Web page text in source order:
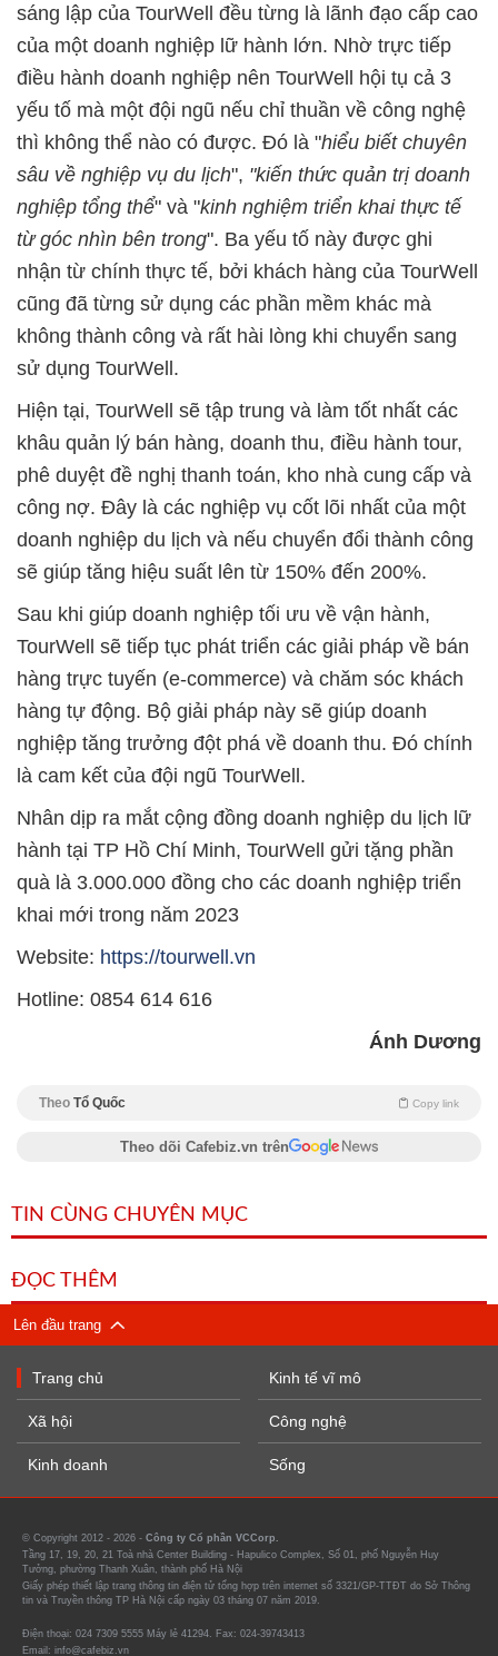
sáng lập của TourWell đều từng là lãnh đạo cấp cao
của một doanh nghiệp lữ hành lớn. Nhờ trực tiếp
điều hành doanh nghiệp nên TourWell hội tụ cả 3
yếu tố mà một đội ngũ nếu chỉ thuần về công nghệ
thì không thể nào có được. Đó là "hiểu biết chuyên
sâu về nghiệp vụ du lịch", "kiến thức quản trị doanh
nghiệp tổng thể" và "kinh nghiệm triển khai thực tế
từ góc nhìn bên trong". Ba yếu tố này được ghi
nhận từ chính thực tế, bởi khách hàng của TourWell
cũng đã từng sử dụng các phần mềm khác mà
không thành công và rất hài lòng khi chuyển sang
sử dụng TourWell.
Hiện tại, TourWell sẽ tập trung và làm tốt nhất các
khâu quản lý bán hàng, doanh thu, điều hành tour,
phê duyệt đề nghị thanh toán, kho nhà cung cấp và
công nợ. Đây là các nghiệp vụ cốt lõi nhất của một
doanh nghiệp du lịch và nếu chuyển đổi thành công
sẽ giúp tăng hiệu suất lên từ 150% đến 200%.
Sau khi giúp doanh nghiệp tối ưu về vận hành,
TourWell sẽ tiếp tục phát triển các giải pháp về bán
hàng trực tuyến (e-commerce) và chăm sóc khách
hàng tự động. Bộ giải pháp này sẽ giúp doanh
nghiệp tăng trưởng đột phá về doanh thu. Đó chính
là cam kết của đội ngũ TourWell.
Nhân dịp ra mắt cộng đồng doanh nghiệp du lịch lữ
hành tại TP Hồ Chí Minh, TourWell gửi tặng phần
quà là 3.000.000 đồng cho các doanh nghiệp triển
khai mới trong năm 2023
Website: https://tourwell.vn
Hotline: 0854 614 616
Ánh Dương
Theo Tổ Quốc Copy link
Theo dõi Cafebiz.vn trên
TIN CÙNG CHUYÊN MỤC
ĐỌC THÊM
Lên đầu trang
Trang chủ
Xã hội
Kinh doanh
Kinh tế vĩ mô
Công nghệ
Sống
© Copyright 2012 - 2026 - Công ty Cổ phần VCCorp.
Tầng 17, 19, 20, 21 Toà nhà Center Building - Hapulico Complex, Số 01, phố Nguyễn Huy
Tưởng, phường Thanh Xuân, thành phố Hà Nội
Giấy phép thiết lập trang thông tin điện tử tổng hợp trên internet số 3321/GP-TTĐT do Sở Thông
tin và Truyền thông TP Hà Nội cấp ngày 03 tháng 07 năm 2019.
Điện thoại: 024 7309 5555 Máy lẻ 41294. Fax: 024-39743413
Email: info@cafebiz.vn